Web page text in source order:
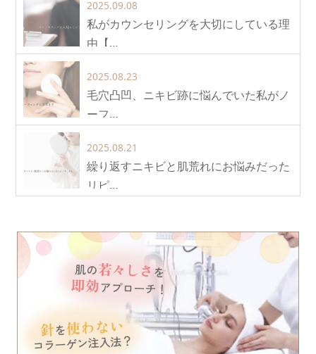
2025.09.08
私がカウンセリングを大切にしている理
由【…
2025.08.23
毛穴凸凹、ニキビ跡に悩んでいた私がノ
ーフ…
2025.08.21
繰り返すニキビと肌荒れにお悩みだった
リピ…